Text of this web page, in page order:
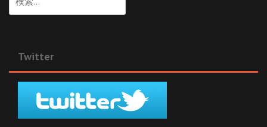
索:
Twitter